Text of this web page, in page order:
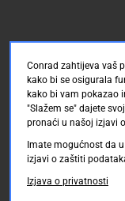
Conrad zahtijeva vaš
kako bi se osigurala
kako bi vam pokazao
"Slažem se" dajete
pronaći u našoj izjavi
Imate mogućnost da
izjavi o zaštiti
Izjava o privatnosti